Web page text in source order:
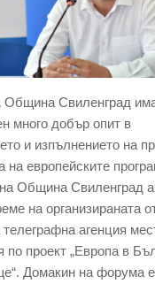
Свиленград
много добър опит в
и изпълнението на
на европейските
Община Свиленград
на организираната
телеграфна агенция
по проект „Европа в
Домакин на форума е